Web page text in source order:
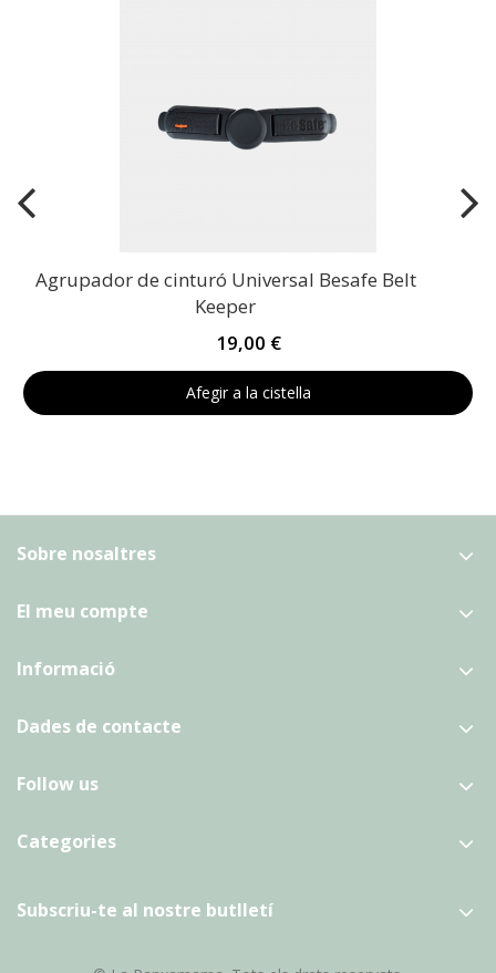
Agrupador de cinturó Universal Besafe Belt
Keeper
19,00 €
Afegir a la cistella
Sobre nosaltres
El meu compte
Informació
Dades de contacte
Follow us
Categories
Subscriu-te al nostre butlletí